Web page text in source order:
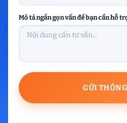
Mô tả ngắn gọn vấn đề bạn cần hỗ